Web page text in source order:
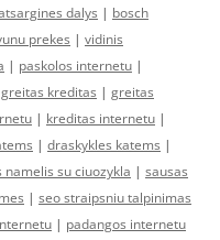
dalys | bosch
prekes | vidinis
| paskolos internetu |
greitas kreditas | greitas
| kreditas internetu |
| draskykles katems |
namelis su ciuozykla | sausas
| seo straipsniu talpinimas
| padangos internetu